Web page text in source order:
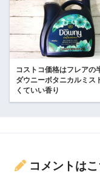
コストコ価格はフレアの
ダウニーボタニカルミス
くていい香り
コメントは